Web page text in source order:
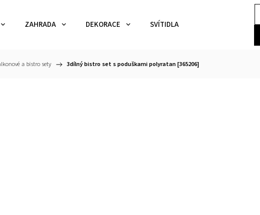
ZAHRADA DEKORACE SVÍTIDLA
a bistro sety / 3dílný bistro set s poduškami polyratan [365206]